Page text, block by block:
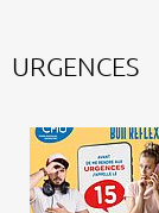
URGENCES